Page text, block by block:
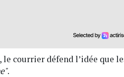
courrier défend l’idée que
.